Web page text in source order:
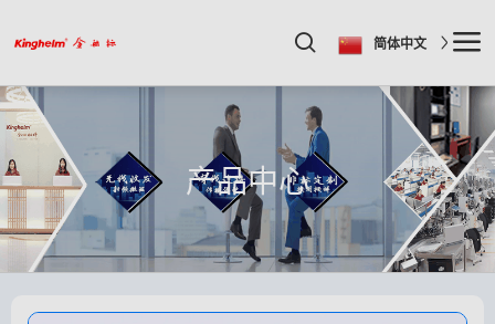
简体中文
产品中心